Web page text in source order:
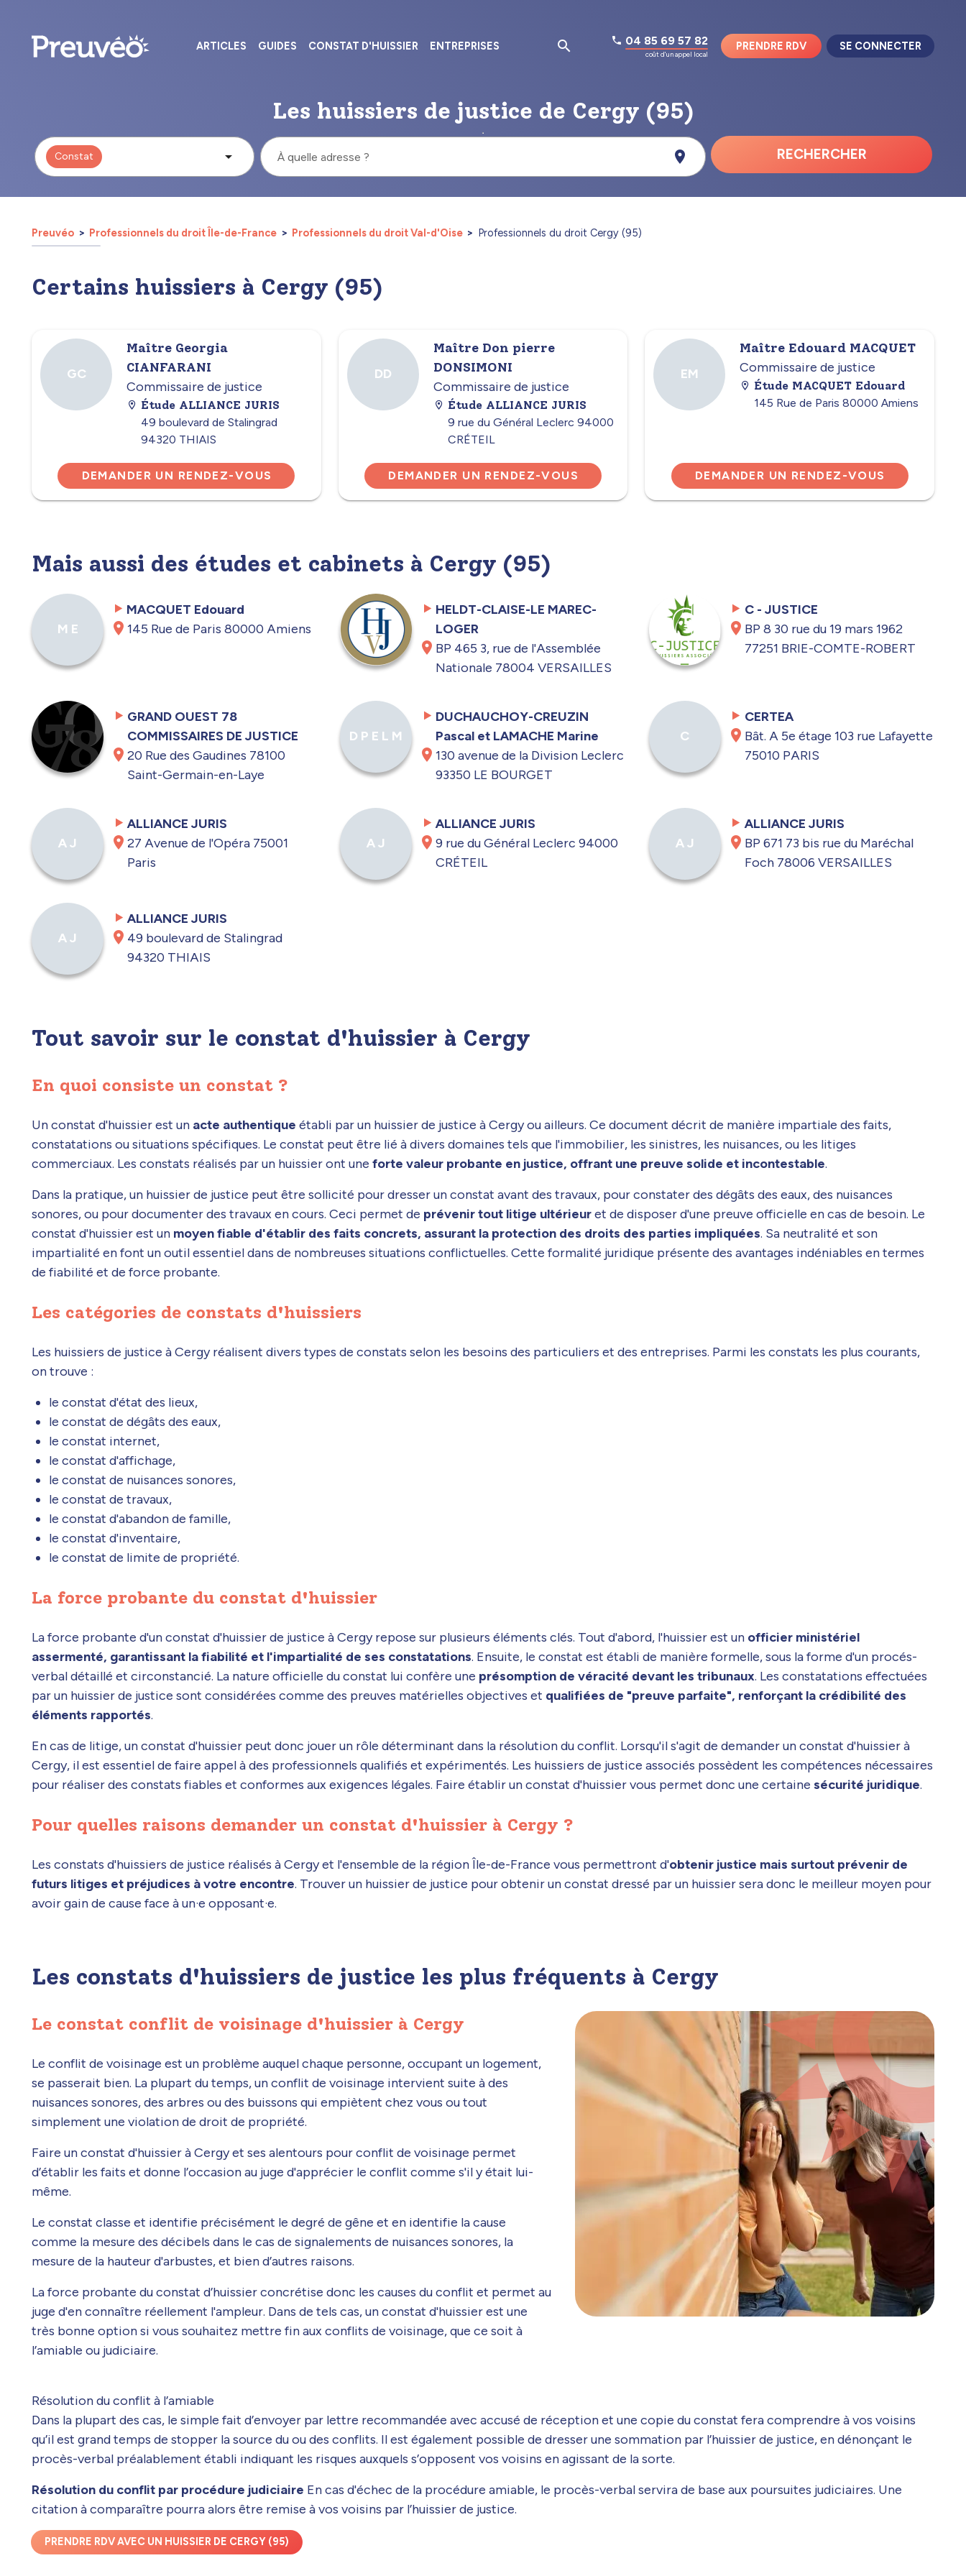
ARTICLES GUIDES CONSTAT D'HUISSIER ENTREPRISES 04 85 69 57 82
coût d'un appel local
PRENDRE RDV SE CONNECTER
Les huissiers de justice de Cergy (95)
Constat À quelle adresse ? RECHERCHER
Preuvéo Professionnels du droit Île-de-France Professionnels du droit Val-d'Oise Professionnels du droit Cergy (95)
Certains huissiers à Cergy (95)
GC
Maître Georgia
CIANFARANI
Commissaire de justice
Étude ALLIANCE JURIS
49 boulevard de Stalingrad
94320 THIAIS
DEMANDER UN RENDEZ-VOUS
DD
Maître Don pierre
DONSIMONI
Commissaire de justice
Étude ALLIANCE JURIS
9 rue du Général Leclerc 94000
CRÉTEIL
DEMANDER UN RENDEZ-VOUS
EM
Maître Edouard MACQUET
Commissaire de justice
Étude MACQUET Edouard
145 Rue de Paris 80000 Amiens
DEMANDER UN RENDEZ-VOUS
Mais aussi des études et cabinets à Cergy (95)
M E
MACQUET Edouard
145 Rue de Paris 80000 Amiens
HELDT-CLAISE-LE MAREC-
LOGER
BP 465 3, rue de l'Assemblée
Nationale 78004 VERSAILLES
C - JUSTICE
BP 8 30 rue du 19 mars 1962
77251 BRIE-COMTE-ROBERT
GRAND OUEST 78
COMMISSAIRES DE JUSTICE
20 Rue des Gaudines 78100
Saint-Germain-en-Laye
D P E L M
DUCHAUCHOY-CREUZIN
Pascal et LAMACHE Marine
130 avenue de la Division Leclerc
93350 LE BOURGET
C
CERTEA
Bât. A 5e étage 103 rue Lafayette
75010 PARIS
A J
ALLIANCE JURIS
27 Avenue de l'Opéra 75001
Paris
A J
ALLIANCE JURIS
9 rue du Général Leclerc 94000
CRÉTEIL
A J
ALLIANCE JURIS
BP 671 73 bis rue du Maréchal
Foch 78006 VERSAILLES
A J
ALLIANCE JURIS
49 boulevard de Stalingrad
94320 THIAIS
Tout savoir sur le constat d'huissier à Cergy
En quoi consiste un constat ?
Un constat d'huissier est un acte authentique établi par un huissier de justice à Cergy ou ailleurs. Ce document décrit de manière impartiale des faits,
constatations ou situations spécifiques. Le constat peut être lié à divers domaines tels que l'immobilier, les sinistres, les nuisances, ou les litiges
commerciaux. Les constats réalisés par un huissier ont une forte valeur probante en justice, offrant une preuve solide et incontestable.
Dans la pratique, un huissier de justice peut être sollicité pour dresser un constat avant des travaux, pour constater des dégâts des eaux, des nuisances
sonores, ou pour documenter des travaux en cours. Ceci permet de prévenir tout litige ultérieuret de disposer d'une preuve officielle en cas de besoin. Le
constat d'huissier est un moyen fiable d'établir des faits concrets, assurant la protection des droits des parties impliquées. Sa neutralité et son
impartialité en font un outil essentiel dans de nombreuses situations conflictuelles. Cette formalité juridique présente des avantages indéniables en termes
de fiabilité et de force probante.
Les catégories de constats d'huissiers
Les huissiers de justice à Cergy réalisent divers types de constats selon les besoins des particuliers et des entreprises. Parmi les constats les plus courants,
on trouve :
le constat d'état des lieux,
le constat de dégâts des eaux,
le constat internet,
le constat d'affichage,
le constat de nuisances sonores,
le constat de travaux,
le constat d'abandon de famille,
le constat d'inventaire,
le constat de limite de propriété.
La force probante du constat d'huissier
La force probante d'un constat d'huissier de justice à Cergy repose sur plusieurs éléments clés. Tout d'abord, l'huissier est un officier ministériel
assermenté, garantissant la fiabilité et l'impartialité de ses constatations. Ensuite, le constat est établi de manière formelle, sous la forme d'un procés-
verbal détaillé et circonstancié. La nature officielle du constat lui confère une présomption de véracité devant les tribunaux. Les constatations effectuées
par un huissier de justice sont considérées comme des preuves matérielles objectives et qualifiées de "preuve parfaite", renforçant la crédibilité des
éléments rapportés.
En cas de litige, un constat d'huissier peut donc jouer un rôle déterminant dans la résolution du conflit. Lorsqu'il s'agit de demander un constat d'huissier à
Cergy, il est essentiel de faire appel à des professionnels qualifiés et expérimentés. Les huissiers de justice associés possèdent les compétences nécessaires
pour réaliser des constats fiables et conformes aux exigences légales. Faire établir un constat d'huissier vous permet donc une certaine sécurité juridique.
Pour quelles raisons demander un constat d'huissier à Cergy ?
Les constats d'huissiers de justice réalisés à Cergy et l'ensemble de la région Île-de-France vous permettront d'obtenir justice mais surtout prévenir de
futurs litiges et préjudices à votre encontre. Trouver un huissier de justice pour obtenir un constat dressé par un huissier sera donc le meilleur moyen pour
avoir gain de cause face à un·e opposant·e.
Les constats d'huissiers de justice les plus fréquents à Cergy
Le constat conflit de voisinage d'huissier à Cergy
Le conflit de voisinage est un problème auquel chaque personne, occupant un logement,
se passerait bien. La plupart du temps, un conflit de voisinage intervient suite à des
nuisances sonores, des arbres ou des buissons qui empiètent chez vous ou tout
simplement une violation de droit de propriété.
Faire un constat d'huissier à Cergy et ses alentours pour conflit de voisinage permet
d’établir les faits et donne l’occasion au juge d'apprécier le conflit comme s'il y était lui-
même.
Le constat classe et identifie précisément le degré de gêne et en identifie la cause
comme la mesure des décibels dans le cas de signalements de nuisances sonores, la
mesure de la hauteur d'arbustes, et bien d’autres raisons.
La force probante du constat d’huissier concrétise donc les causes du conflit et permet au
juge d'en connaître réellement l'ampleur. Dans de tels cas, un constat d'huissier est une
très bonne option si vous souhaitez mettre fin aux conflits de voisinage, que ce soit à
l’amiable ou judiciaire.
Résolution du conflit à l’amiable
Dans la plupart des cas, le simple fait d’envoyer par lettre recommandée avec accusé de réception et une copie du constat fera comprendre à vos voisins
qu’il est grand temps de stopper la source du ou des conflits. Il est également possible de dresser une sommation par l’huissier de justice, en dénonçant le
procès-verbal préalablement établi indiquant les risques auxquels s’opposent vos voisins en agissant de la sorte.
Résolution du conflit par procédure judiciaire En cas d'échec de la procédure amiable, le procès-verbal servira de base aux poursuites judiciaires. Une
citation à comparaître pourra alors être remise à vos voisins par l’huissier de justice.
PRENDRE RDV AVEC UN HUISSIER DE CERGY (95)